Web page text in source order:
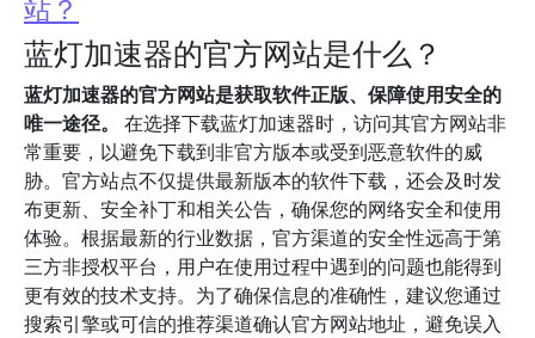
站？
蓝灯加速器的官方网站是什么？
蓝灯加速器的官方网站是获取软件正版、保障使用安全的
唯一途径。
在选择下载蓝灯加速器时，访问其官方网站非
常重要，以避免下载到非官方版本或受到恶意软件的威
胁。官方站点不仅提供最新版本的软件下载，还会及时发
布更新、安全补丁和相关公告，确保您的网络安全和使用
体验。根据最新的行业数据，官方渠道的安全性远高于第
三方非授权平台，用户在使用过程中遇到的问题也能得到
更有效的技术支持。为了确保信息的准确性，建议您通过
搜索引擎或可信的推荐渠道确认官方网站地址，避免误入